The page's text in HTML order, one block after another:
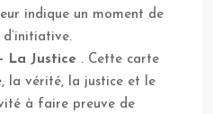
indique un moment de
La Justice . Cette carte
la vérité, la justice et le
à faire preuve de